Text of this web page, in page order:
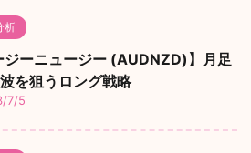
析
ジーニュージー (AUDNZD)】月足
を狙うロング戦略
7/5